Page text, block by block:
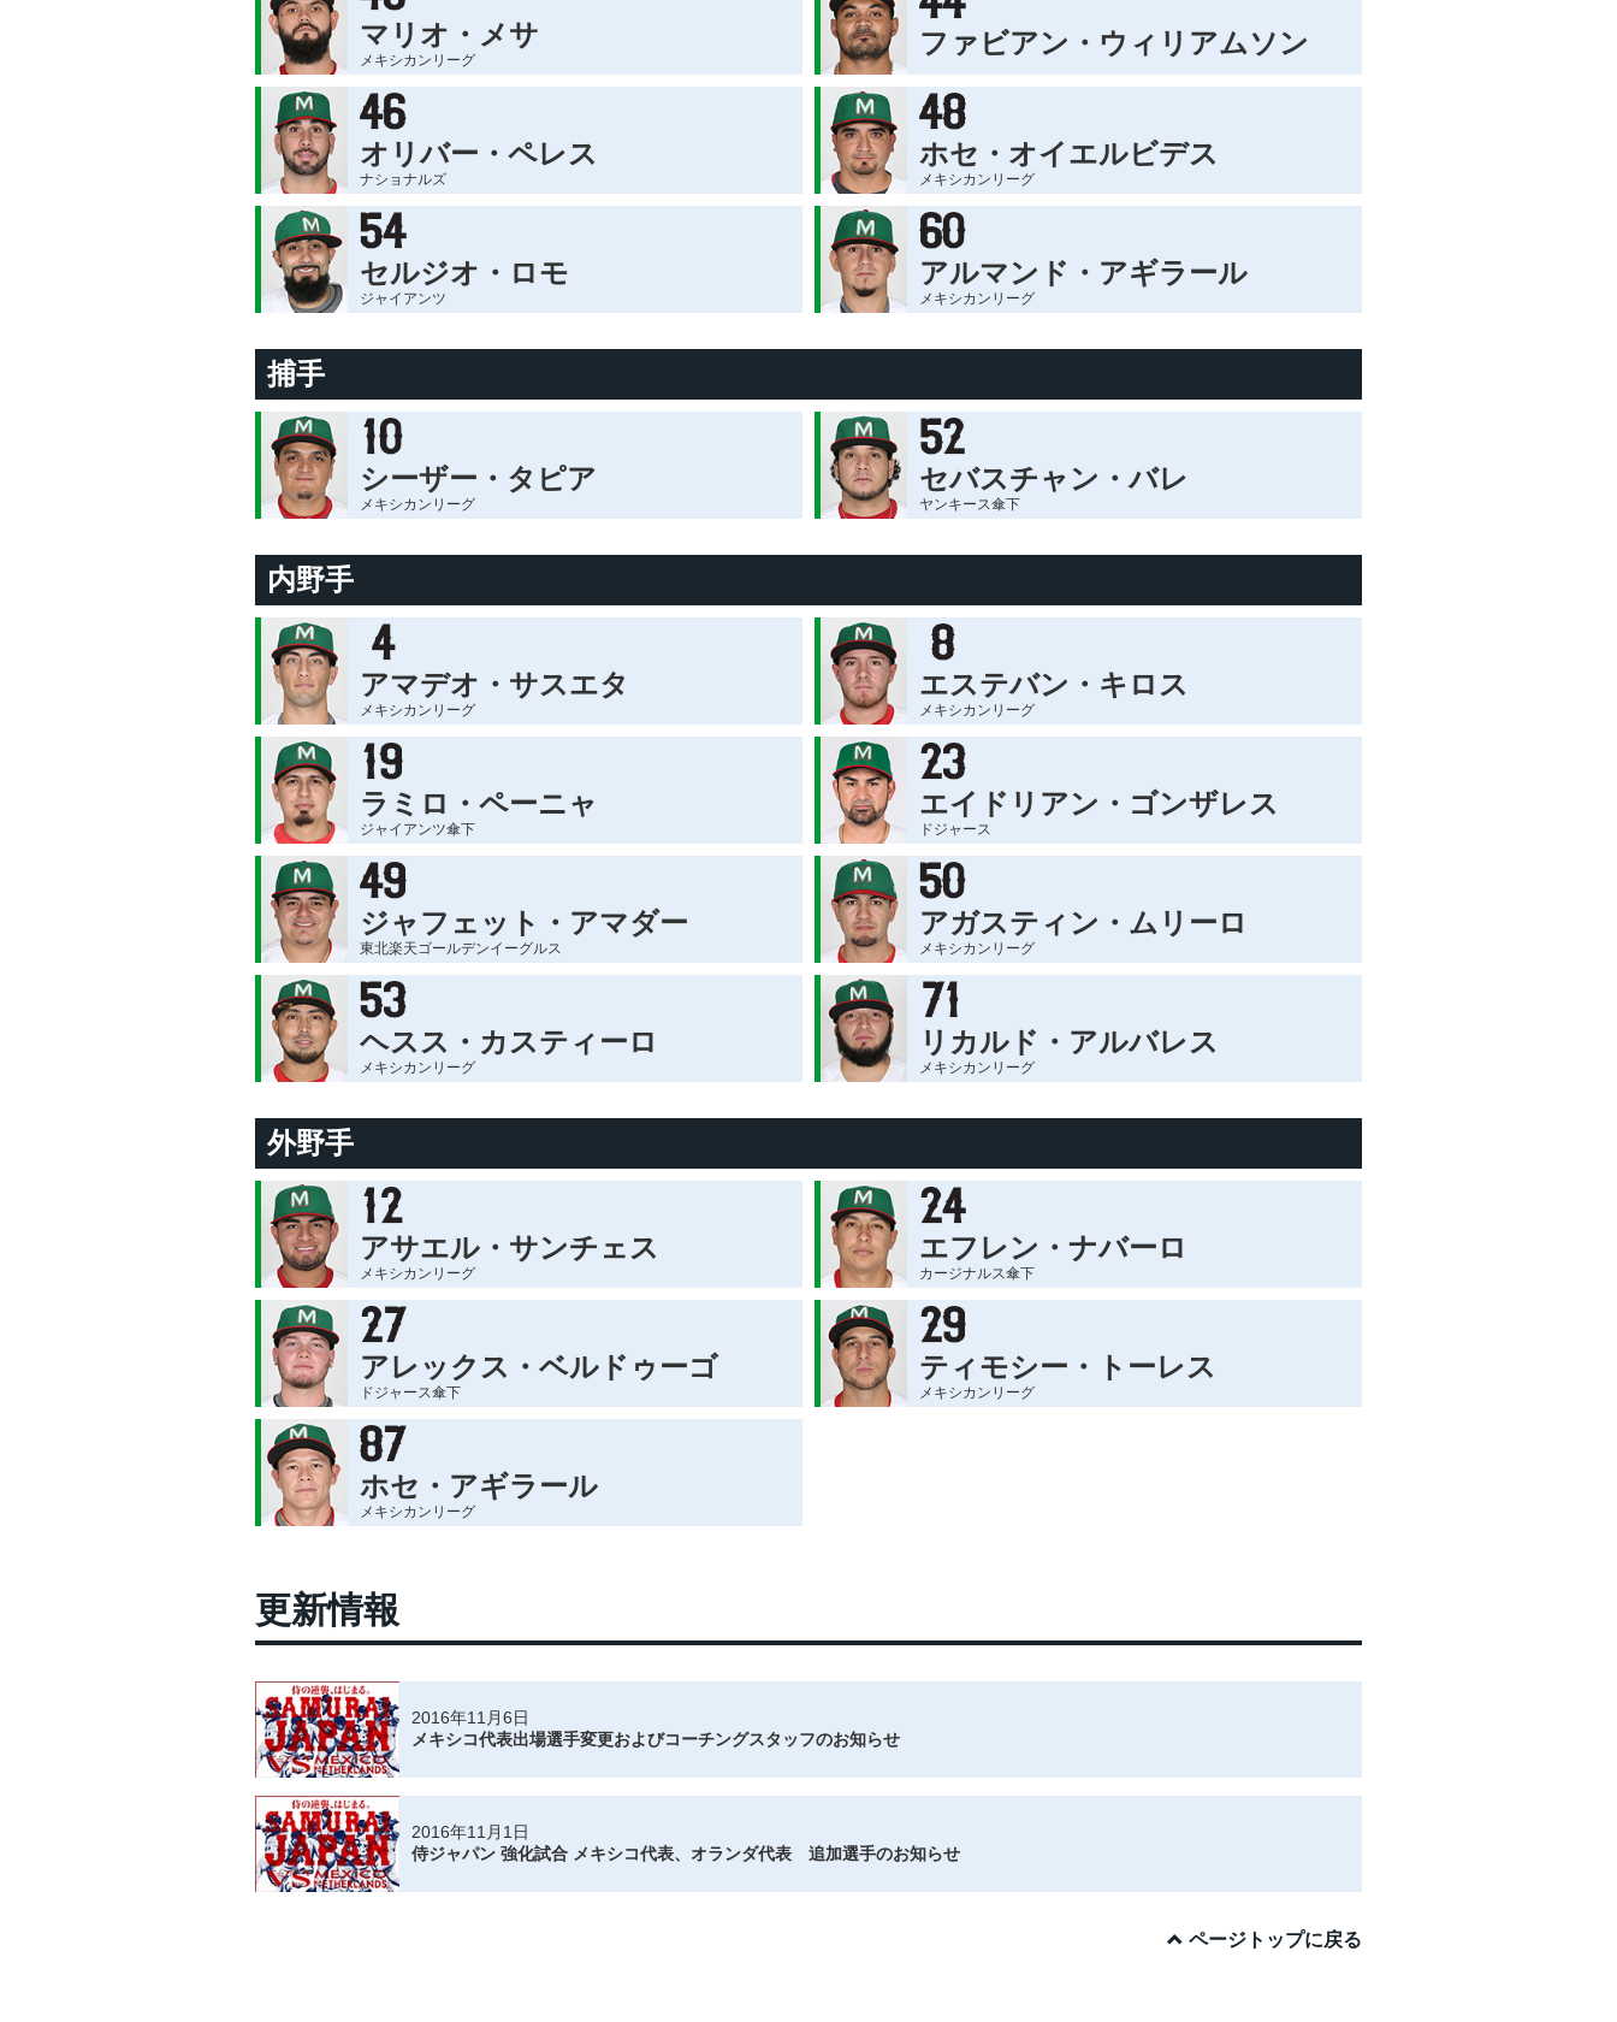
マリオ・メサ
メキシカンリーグ
ファビアン・ウィリアムソン
オリバー・ペレス
ナショナルズ
ホセ・オイエルビデス
メキシカンリーグ
セルジオ・ロモ
ジャイアンツ
アルマンド・アギラール
メキシカンリーグ
捕手
シーザー・タピア
メキシカンリーグ
セバスチャン・バレ
ヤンキース傘下
内野手
アマデオ・サスエタ
メキシカンリーグ
エステバン・キロス
メキシカンリーグ
ラミロ・ペーニャ
ジャイアンツ傘下
エイドリアン・ゴンザレス
ドジャース
ジャフェット・アマダー
東北楽天ゴールデンイーグルス
アガスティン・ムリーロ
メキシカンリーグ
ヘスス・カスティーロ
メキシカンリーグ
リカルド・アルバレス
メキシカンリーグ
外野手
アサエル・サンチェス
メキシカンリーグ
エフレン・ナバーロ
カージナルス傘下
アレックス・ベルドゥーゴ
ドジャース傘下
ティモシー・トーレス
メキシカンリーグ
ホセ・アギラール
メキシカンリーグ
更新情報
2016年11月6日
メキシコ代表出場選手変更およびコーチングスタッフのお知らせ
2016年11月1日
侍ジャパン 強化試合 メキシコ代表、オランダ代表 追加選手のお知らせ
ページトップに戻る